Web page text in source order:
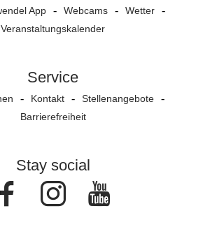
App Webcams
Wetter
Veranstaltungs­kalender
Service
Kontakt
Stellenangebote
Barrierefreiheit
Stay social
FacebookInstagram